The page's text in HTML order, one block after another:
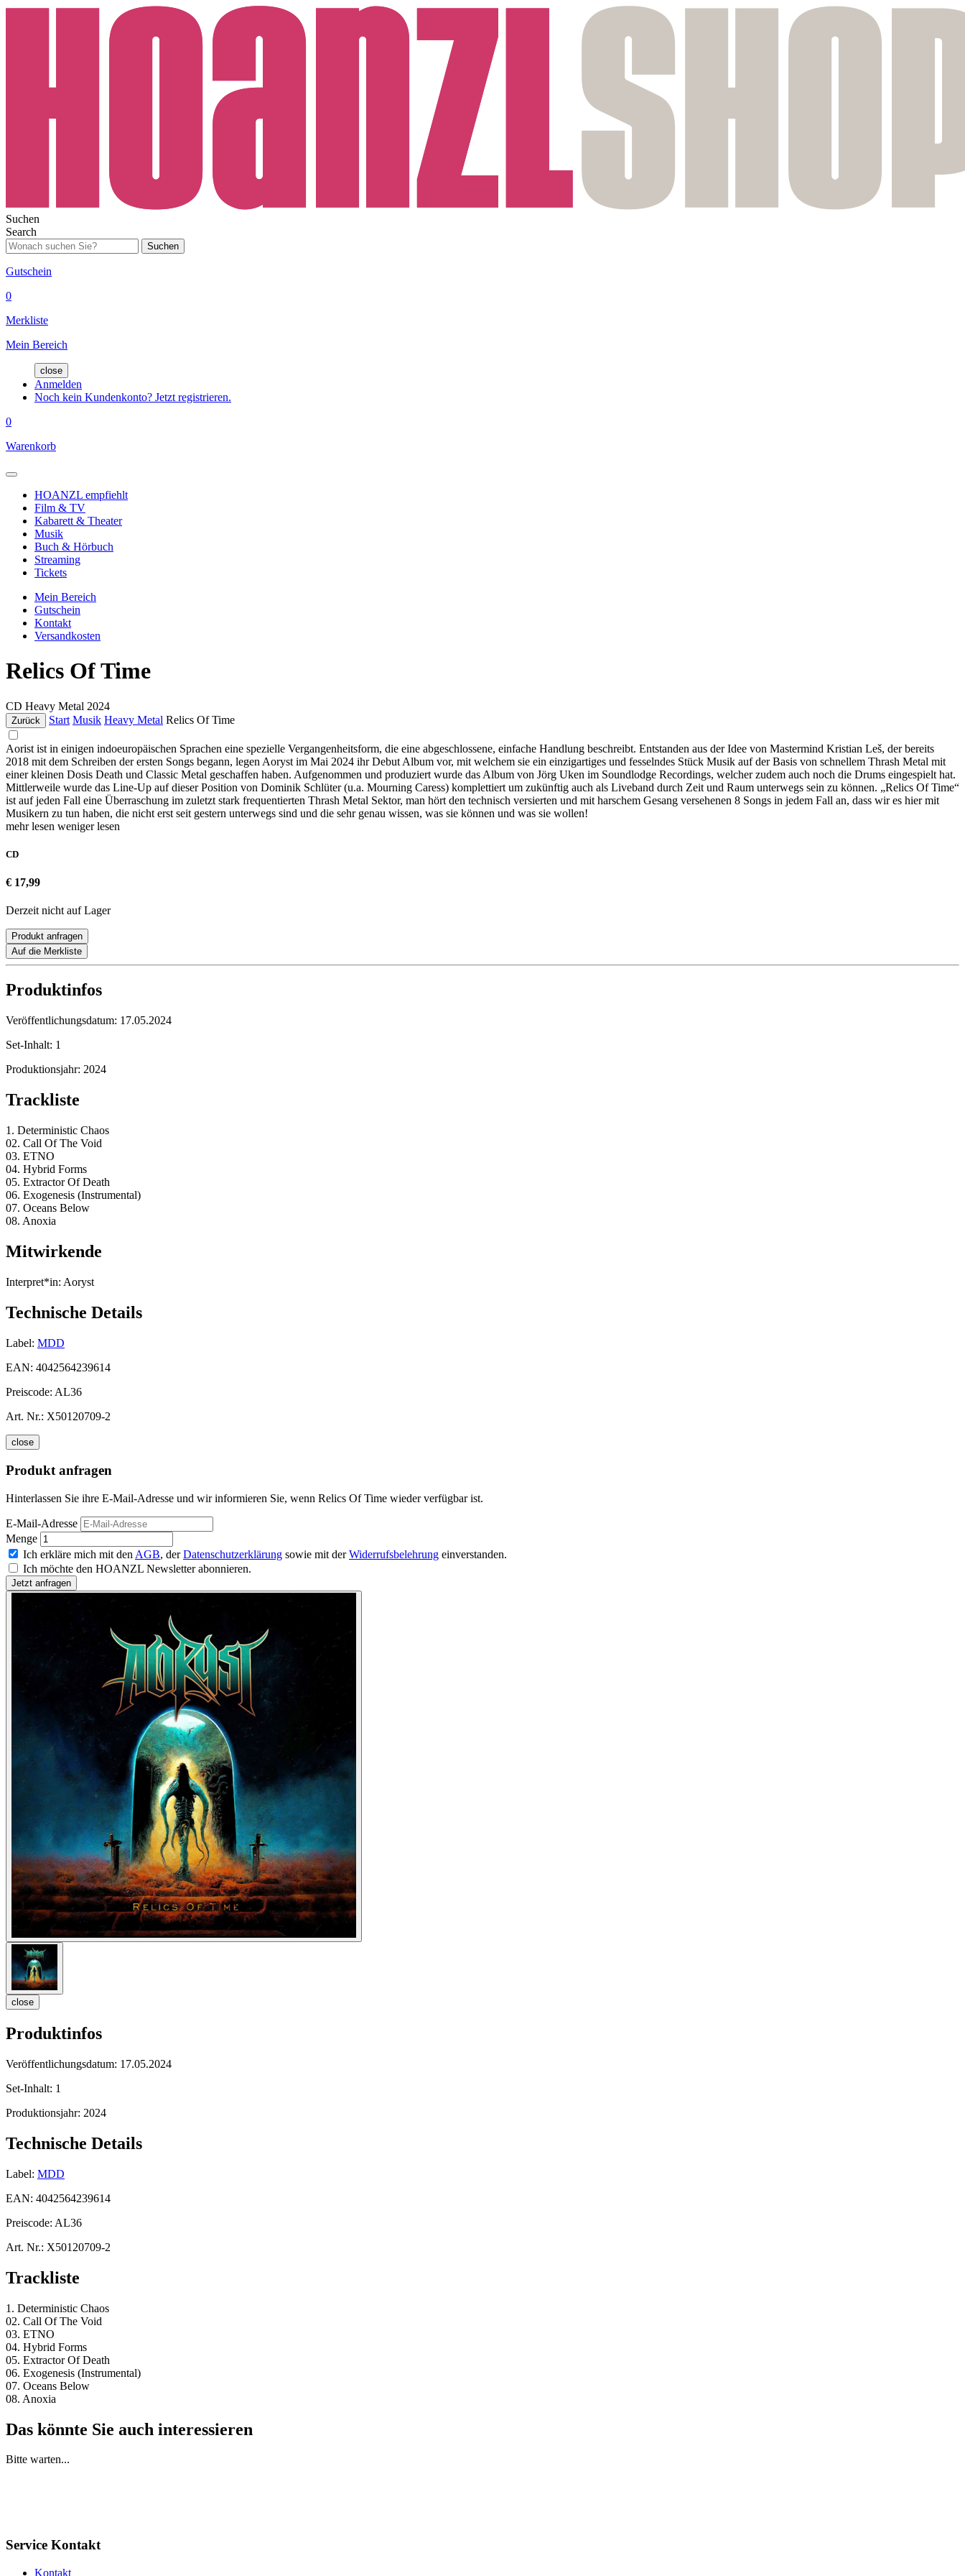
Suchen
Search
Suchen
Gutschein
0
Merkliste
Mein Bereich
close
Anmelden
Noch kein Kundenkonto? Jetzt registrieren.
0
Warenkorb
HOANZL empfiehlt
Film & TV
Kabarett & Theater
Musik
Buch & Hörbuch
Streaming
Tickets
Mein Bereich
Gutschein
Kontakt
Versandkosten
Relics Of Time
CD Heavy Metal 2024
Zurück Start Musik Heavy Metal Relics Of Time
Aorist ist in einigen indoeuropäischen Sprachen eine spezielle Vergangenheitsform, die eine abgeschlossene, einfache Handlung beschreibt. Entstanden aus der Idee von Mastermind Kristian Leš, der bereits
2018 mit dem Schreiben der ersten Songs begann, legen Aoryst im Mai 2024 ihr Debut Album vor, mit welchem sie ein einzigartiges und fesselndes Stück Musik auf der Basis von schnellem Thrash Metal mit
einer kleinen Dosis Death und Classic Metal geschaffen haben. Aufgenommen und produziert wurde das Album von Jörg Uken im Soundlodge Recordings, welcher zudem auch noch die Drums eingespielt hat.
Mittlerweile wurde das Line-Up auf dieser Position von Dominik Schlüter (u.a. Mourning Caress) komplettiert um zukünftig auch als Liveband durch Zeit und Raum unterwegs sein zu können. „Relics Of Time“
ist auf jeden Fall eine Überraschung im zuletzt stark frequentierten Thrash Metal Sektor, man hört den technisch versierten und mit harschem Gesang versehenen 8 Songs in jedem Fall an, dass wir es hier mit
Musikern zu tun haben, die nicht erst seit gestern unterwegs sind und die sehr genau wissen, was sie können und was sie wollen!
mehr lesen weniger lesen
CD
€ 17,99
Derzeit nicht auf Lager
Produkt anfragen
Auf die Merkliste
Produktinfos
Veröffentlichungsdatum: 17.05.2024
Set-Inhalt: 1
Produktionsjahr: 2024
Trackliste
1. Deterministic Chaos
02. Call Of The Void
03. ETNO
04. Hybrid Forms
05. Extractor Of Death
06. Exogenesis (Instrumental)
07. Oceans Below
08. Anoxia
Mitwirkende
Interpret*in: Aoryst
Technische Details
Label: MDD
EAN: 4042564239614
Preiscode: AL36
Art. Nr.: X50120709-2
close
Produkt anfragen
Hinterlassen Sie ihre E-Mail-Adresse und wir informieren Sie, wenn Relics Of Time wieder verfügbar ist.
E-Mail-Adresse
Menge
Ich erkläre mich mit den AGB, derDatenschutzerklärung sowie mit derWiderrufsbelehrung einverstanden.
Ich möchte den HOANZL Newsletter abonnieren.
close
Produktinfos
Veröffentlichungsdatum: 17.05.2024
Set-Inhalt: 1
Produktionsjahr: 2024
Technische Details
Label: MDD
EAN: 4042564239614
Preiscode: AL36
Art. Nr.: X50120709-2
Trackliste
1. Deterministic Chaos
02. Call Of The Void
03. ETNO
04. Hybrid Forms
05. Extractor Of Death
06. Exogenesis (Instrumental)
07. Oceans Below
08. Anoxia
Das könnte Sie auch interessieren
Bitte warten...
Service Kontakt
Kontakt